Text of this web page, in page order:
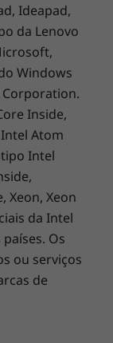
à
sempre.
mais
para
de
fonte de
das
todo
6.
Ideapad,
da Lenovo
Windows
Inside,
Atom
Intel
Xeon, Xeon
da Intel
Os
ou serviços
de